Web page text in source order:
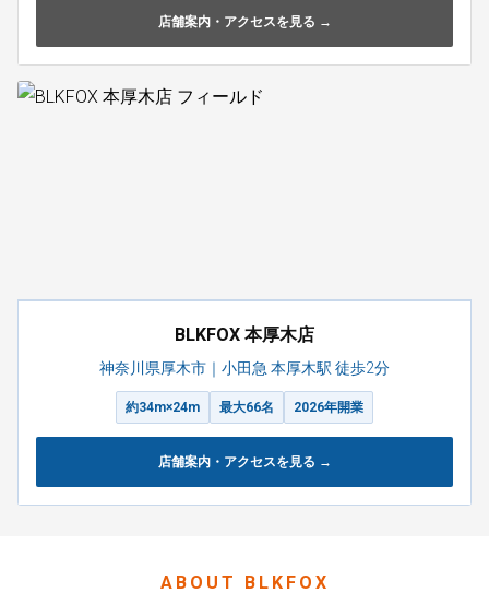
店舗案内・アクセスを見る →
BLKFOX 本厚木店
神奈川県厚木市｜小田急 本厚木駅 徒歩2分
約34m×24m 最大66名 2026年開業
店舗案内・アクセスを見る →
ABOUT BLKFOX